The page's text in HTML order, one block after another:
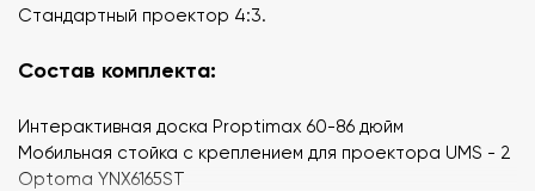
Стандартный проектор 4:3.
Состав комплекта:
Интерактивная доска Proptimax 60-86 дюйм
Мобильная стойка с креплением для проектора UMS - 2
Optoma YNX6165ST